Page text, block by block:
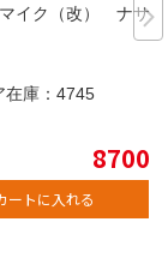
イク（改） ナサ4
庫： 4745
8700
ートに入れる